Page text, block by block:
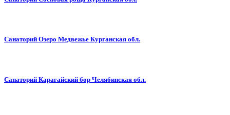
Санаторий Озеро Медвежье Курганская обл.
Санаторий Карагайский бор Челябинская обл.